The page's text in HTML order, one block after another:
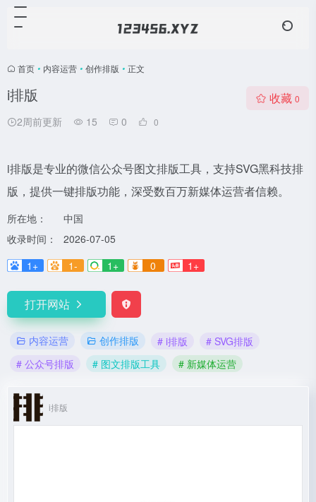
首页 • 内容运营 • 创作排版 • 正文
i排版
2周前更新 15 0 0
收藏 0
i排版是专业的微信公众号图文排版工具，支持SVG黑科技排
版，提供一键排版功能，深受数百万新媒体运营者信赖。
所在地：
中国
收录时间：
2026-07-05
1+
1- 1+ 0 1+
打开网站
内容运营 创作排版 # i排版
# SVG排版
# 公众号排版
# 图文排版工具 # 新媒体运营
i排版